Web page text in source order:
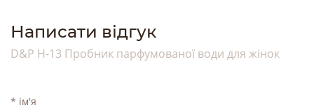
Написати відгук
D&P H-13 Пробник парфумованої води для жінок
* ім'я